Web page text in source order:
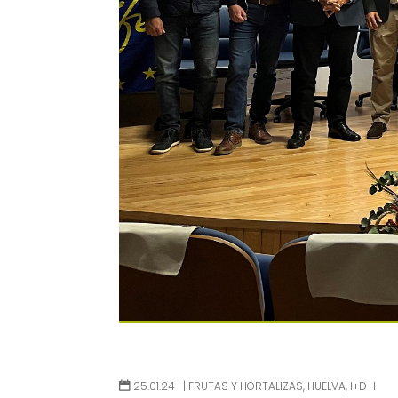
25.01.24 | | FRUTAS Y HORTALIZAS, HUELVA, I+D+I